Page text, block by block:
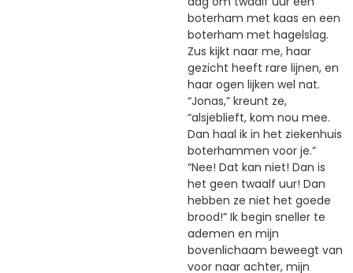
boterham met kaas en een
boterham met hagelslag.
Zus kijkt naar me, haar
gezicht heeft rare lijnen, en
haar ogen lijken wel nat.
“Jonas,” kreunt ze,
“alsjeblieft, kom nou mee.
Dan haal ik in het ziekenhuis
boterhammen voor je.”
“Nee! Dat kan niet! Dan is
het geen twaalf uur! Dan
hebben ze niet het goede
brood!” Ik begin sneller te
ademen en mijn
bovenlichaam beweegt van
voor naar achter, mijn